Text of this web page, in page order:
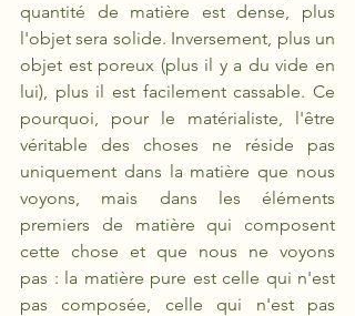
quantité de matière est dense, plus
l'objet sera solide. Inversement, plus un
objet est poreux (plus il y a du vide en
lui), plus il est facilement cassable. Ce
pourquoi, pour le matérialiste, l'être
véritable des choses ne réside pas
uniquement dans la matière que nous
voyons, mais dans les éléments
premiers de matière qui composent
cette chose et que nous ne voyons
pas : la matière pure est celle qui n'est
pas composée, celle qui n'est pas